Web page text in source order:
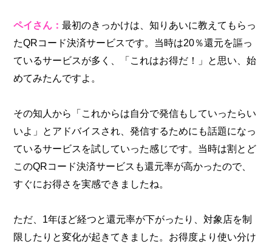
ペイさん：最初のきっかけは、知りあいに教えてもらっ
たQRコード決済サービスです。当時は20％還元を謳っ
ているサービスが多く、「これはお得だ！」と思い、始
めてみたんですよ。
その知人から「これからは自分で発信もしていったらい
いよ」とアドバイスされ、発信するためにも話題になっ
ているサービスを試していった感じです。当時は割とど
このQRコード決済サービスも還元率が高かったので、
すぐにお得さを実感できましたね。
ただ、1年ほど経つと還元率が下がったり、対象店を制
限したりと変化が起きてきました。お得度より使い分け